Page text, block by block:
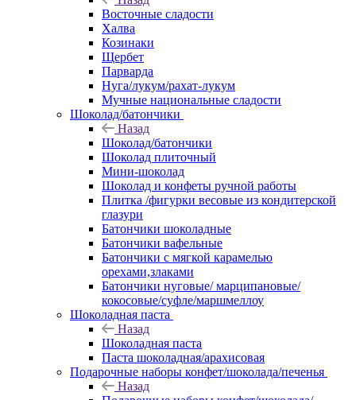
Восточные сладости
Халва
Козинаки
Щербет
Парварда
Нуга/лукум/рахат-лукум
Мучные национальные сладости
Шоколад/батончики
Назад
Шоколад/батончики
Шоколад плиточный
Мини-шоколад
Шоколад и конфеты ручной работы
Плитка /фигурки весовые из кондитерской
глазури
Батончики шоколадные
Батончики вафельные
Батончики с мягкой карамелью
орехами,злаками
Батончики нуговые/ марципановые/
кокосовые/суфле/маршмеллоу
Шоколадная паста
Назад
Шоколадная паста
Паста шоколадная/арахисовая
Подарочные наборы конфет/шоколада/печенья
Назад